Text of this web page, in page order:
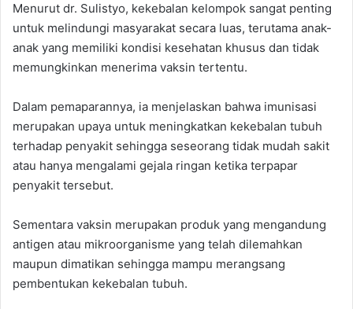
Menurut dr. Sulistyo, kekebalan kelompok sangat penting
untuk melindungi masyarakat secara luas, terutama anak-
anak yang memiliki kondisi kesehatan khusus dan tidak
memungkinkan menerima vaksin tertentu.
Dalam pemaparannya, ia menjelaskan bahwa imunisasi
merupakan upaya untuk meningkatkan kekebalan tubuh
terhadap penyakit sehingga seseorang tidak mudah sakit
atau hanya mengalami gejala ringan ketika terpapar
penyakit tersebut.
Sementara vaksin merupakan produk yang mengandung
antigen atau mikroorganisme yang telah dilemahkan
maupun dimatikan sehingga mampu merangsang
pembentukan kekebalan tubuh.